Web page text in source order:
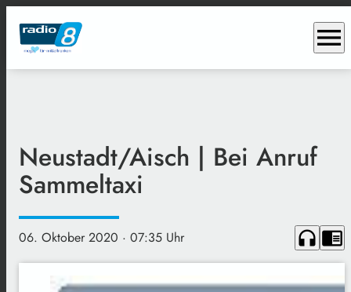
menu
Neustadt/Aisch | Bei Anruf
Sammeltaxi
06. Oktober 2020 · 07:35 Uhr headphones chrome_reader_mode